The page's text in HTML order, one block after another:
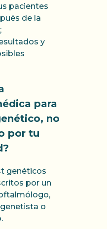
pacientes
de la
y
para
no
por tu
genéticos
por un
o